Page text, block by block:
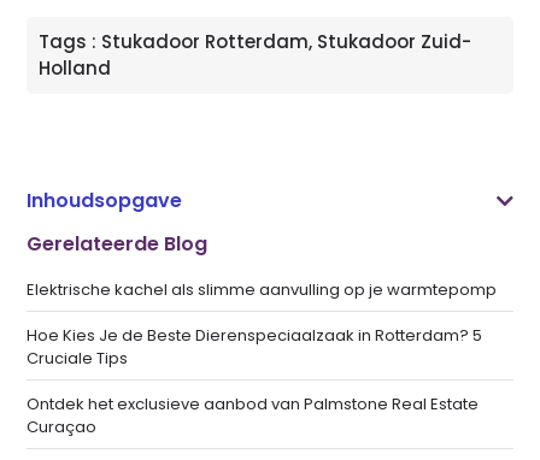
Tags : Stukadoor Rotterdam, Stukadoor Zuid-
Holland
Inhoudsopgave
Gerelateerde Blog
Elektrische kachel als slimme aanvulling op je warmtepomp
Hoe Kies Je de Beste Dierenspeciaalzaak in Rotterdam? 5
Cruciale Tips
Ontdek het exclusieve aanbod van Palmstone Real Estate
Curaçao